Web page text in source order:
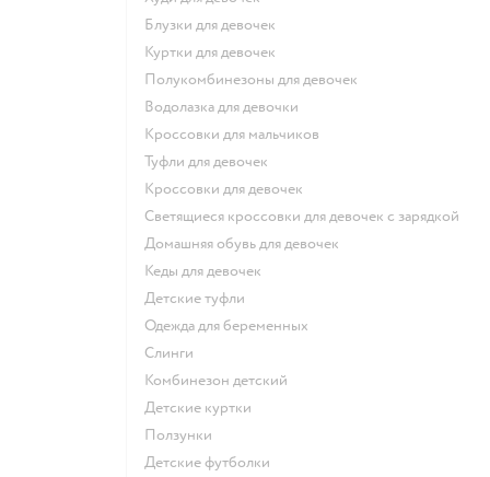
Блузки для девочек
Куртки для девочек
Полукомбинезоны для девочек
Водолазка для девочки
Кроссовки для мальчиков
Туфли для девочек
Кроссовки для девочек
Светящиеся кроссовки для девочек с зарядкой
Домашняя обувь для девочек
Кеды для девочек
Детские туфли
Одежда для беременных
Слинги
Комбинезон детский
Детские куртки
Ползунки
Детские футболки